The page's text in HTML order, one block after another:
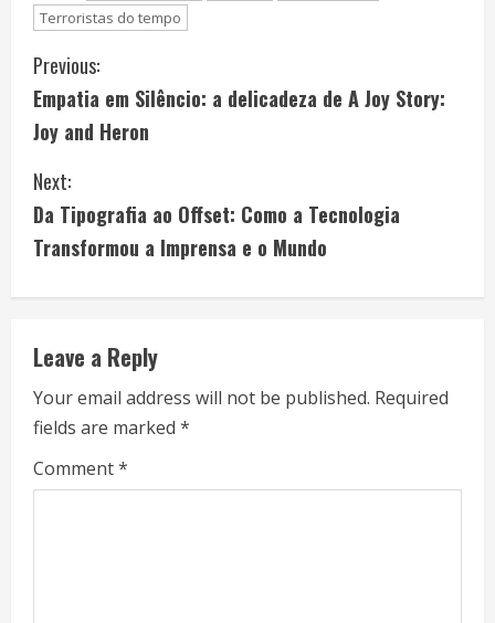
Terroristas do tempo
C
o
n
t
i
n
u
e
R
e
Previous:
Empatia em Silêncio: a delicadeza de A Joy Story:
Joy and Heron
Next:
Da Tipografia ao Offset: Como a Tecnologia
Transformou a Imprensa e o Mundo
Leave a Reply
Your email address will not be published. Required
fields are marked *
Comment*